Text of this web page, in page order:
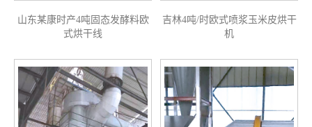
山东某康时产4吨固态发酵料欧
式烘干线
吉林4吨/时欧式喷浆玉米皮烘干
机